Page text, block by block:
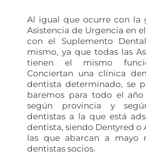
Al igual que ocurre con la
Asistencia de Urgencia en
con el Suplemento
mismo, ya que todas las
tienen el mismo
Conciertan una clínica
dentista determinado, se
baremos para todo el
según provincia y
dentistas a la que está
dentista, siendo Dentyred o
las que abarcan a mayo
dentistas socios.